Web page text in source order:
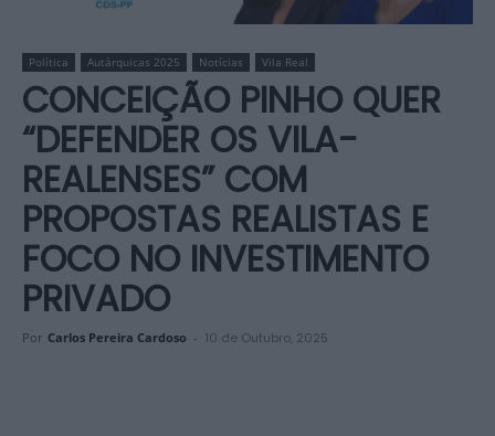
Política Autárquicas 2025 Notícias Vila Real
CONCEIÇÃO PINHO QUER
“DEFENDER OS VILA-
REALENSES” COM
PROPOSTAS REALISTAS E
FOCO NO INVESTIMENTO
PRIVADO
Por Carlos Pereira Cardoso - 10 de Outubro, 2025